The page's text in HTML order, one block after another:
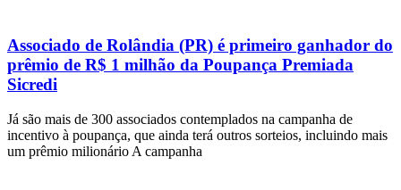
Associado de Rolândia (PR) é primeiro ganhador do
prêmio de R$ 1 milhão da Poupança Premiada
Sicredi
Já são mais de 300 associados contemplados na campanha de
incentivo à poupança, que ainda terá outros sorteios, incluindo mais
um prêmio milionário A campanha